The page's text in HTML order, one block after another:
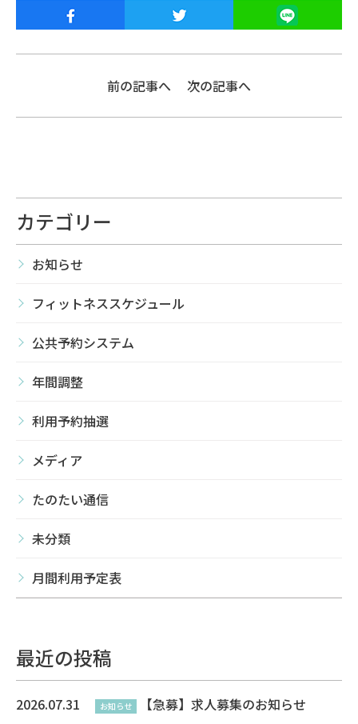
前の記事へ 次の記事へ
カテゴリー
お知らせ
フィットネススケジュール
公共予約システム
年間調整
利用予約抽選
メディア
たのたい通信
未分類
月間利用予定表
最近の投稿
2026.07.31 お知らせ 【急募】求人募集のお知らせ